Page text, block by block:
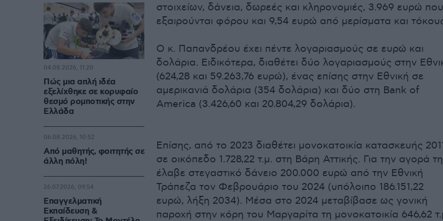
στοιχείων, δάνεια, δωρεές και κληρονομιές, 3.969 ευρώ που
εξαιρούνται φόρου και 9,54 ευρώ από μερίσματα και
Ο κ. Παπανδρέου έχει πέντε λογαριασμούς σε ευρώ και
δολάρια. Ειδικότερα, διαθέτει δύο λογαριασμούς στην
(624,28 και 59.263,76 ευρώ), ένας επίσης στην Εθνική σε
αμερικανιά δολάρια (354 δολάρια) και δύο στη Bank of
America (3.426,60 και 20.804,29 δολάρια).
Επίσης, από το 2023 διαθέτει μονοκατοικία κατασκευής
σε οικόπεδο 1.728,22 τ.μ. στη Βάρη Αττικής. Για την αγορά
έλαβε στεγαστικό δάνειο 200.000 ευρώ από την Εθνική
Τράπεζα τον Φεβρουάριο του 2024 (υπόλοιπο 186.151,22
ευρώ, λήξη 2034). Μέσα στο 2024 μεταβίβασε ως γονική
παροχή στην κόρη του Μαργαρίτα τη μονοκατοικία 646,62
Πώς μια απλή ιδέα
εξελίχθηκε σε κορυφαίο
θεσμό ρομποτικής στην
Ελλάδα
04.08.2026, 11:20
Από μαθητής, φοιτητής σε
άλλη πόλη!
06.08.2026, 10:52
Επαγγελματική
Εκπαίδευση &
26.07.2026, 09:54